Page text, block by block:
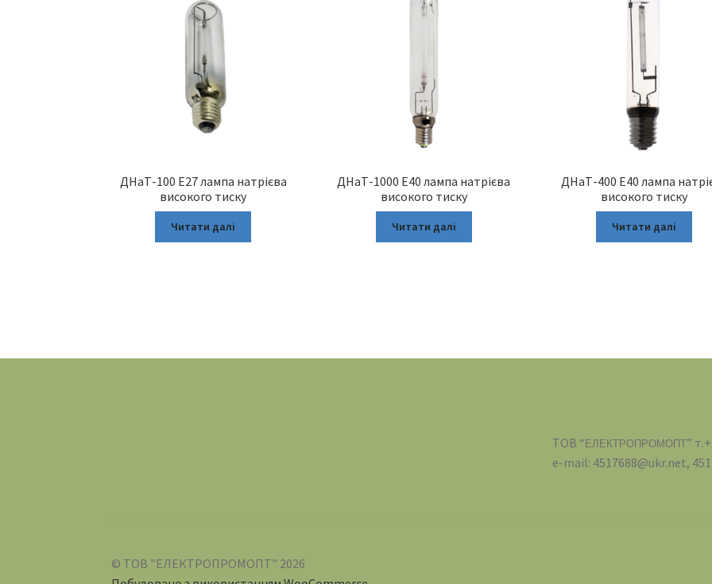
ДНаТ-100 Е27 лампа натрієва
високого тиску
Читати далі
ДНаТ-1000 Е40 лампа натрієва
високого тиску
Читати далі
ДНаТ-400 Е40 лампа
високого тиску
Читати далі
ТОВ “ ЕЛЕКТРОПРОМОПТ”
e-mail: 4517688@ukr.net,
© ТОВ "ЕЛЕКТРОПРОМОПТ" 2026